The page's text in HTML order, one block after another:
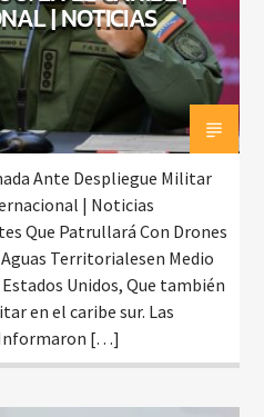
| NOTICIAS
Ante Despliegue Militar
| Noticias
Que Patrullará Con Drones
Aguas Territorialesen Medio
Unidos, Que también
en el caribe sur. Las
Informaron […]